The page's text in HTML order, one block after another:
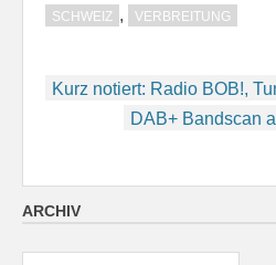
SCHWEIZ , VERBREITUNG
Beitragsnavigation
Kurz notiert: Radio BOB!,
DAB+ Bandscan
ARCHIV
Archiv